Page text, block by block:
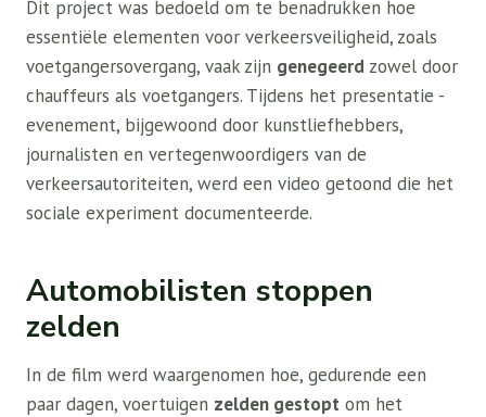
Dit project was bedoeld om te benadrukken hoe
essentiële elementen voor verkeersveiligheid, zoals
voetgangersovergang, vaak zijn genegeerd zowel door
chauffeurs als voetgangers. Tijdens het presentatie -
evenement, bijgewoond door kunstliefhebbers,
journalisten en vertegenwoordigers van de
verkeersautoriteiten, werd een video getoond die het
sociale experiment documenteerde.
Automobilisten stoppen
zelden
In de film werd waargenomen hoe, gedurende een
paar dagen, voertuigen zelden gestopt om het